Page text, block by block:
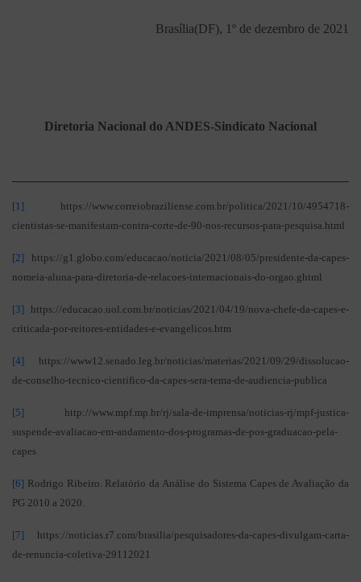
Brasília(DF), 1º de dezembro de 2021
Diretoria Nacional do ANDES-Sindicato Nacional
[1] https://www.correiobraziliense.com.br/politica/2021/10/4954718-
cientistas-se-manifestam-contra-corte-de-90-nos-recursos-para-pesquisa.html
[2] https://g1.globo.com/educacao/noticia/2021/08/05/presidente-da-capes-
nomeia-aluna-para-diretoria-de-relacoes-internacionais-do-orgao.ghtml
[3] https://educacao.uol.com.br/noticias/2021/04/19/nova-chefe-da-capes-e-
criticada-por-reitores-entidades-e-evangelicos.htm
[4] https://www12.senado.leg.br/noticias/materias/2021/09/29/dissolucao-
de-conselho-tecnico-cientifico-da-capes-sera-tema-de-audiencia-publica
[5] http://www.mpf.mp.br/rj/sala-de-imprensa/noticias-rj/mpf-justica-
suspende-avaliacao-em-andamento-dos-programas-de-pos-graduacao-pela-
capes
[6] Rodrigo Ribeiro. Relatório da Análise do Sistema Capes de Avaliação da
PG 2010 a 2020.
[7] https://noticias.r7.com/brasilia/pesquisadores-da-capes-divulgam-carta-
de-renuncia-coletiva-29112021